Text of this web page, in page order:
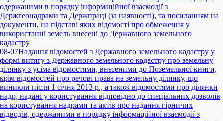
одержаними в порядку інформаційної взаємодії з
Держгеонадрами та Держпраці (за наявності), та посиланням на
документи, на підставі яких відомості про обмеження у
використанні земель внесені до Державного земельного
кадастру
08-07Надання відомостей з Державного земельного кадастру у
формі витягу з Державного земельного кадастру про земельну
ділянку з усіма відомостями, внесеними до Поземельної книги,
крім відомостей про речові права на земельну ділянку, що
виникли після 1 січня 2013 р., а також відомостями про ділянки
надр, надані у користування відповідно до спеціальних дозволів
на користування надрами та актів про надання гірничих
відводів, одержаними в порядку інформаційної взаємодії з